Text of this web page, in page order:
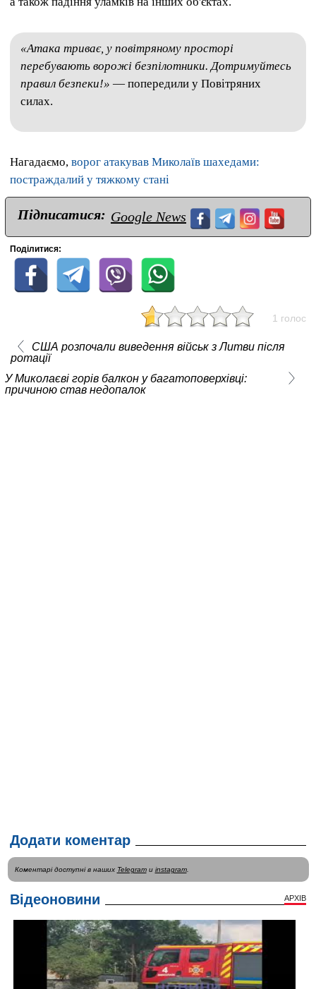
«Атака триває, у повітряному просторі
перебувають ворожі безпілотники. Дотримуйтесь
правил безпеки!» — попередили у Повітряних
силах.
Нагадаємо, ворог атакував Миколаїв шахедами:
постраждалий у тяжкому стані
Підписатися: Google News
Поділитися:
1 голос
США розпочали виведення військ з Литви після
ротації
У Миколаєві горів балкон у багатоповерхівці:
причиною став недопалок
Додати коментар
Коментарі доступні в наших Telegramи instagram.
Відеоновини АРХІВ